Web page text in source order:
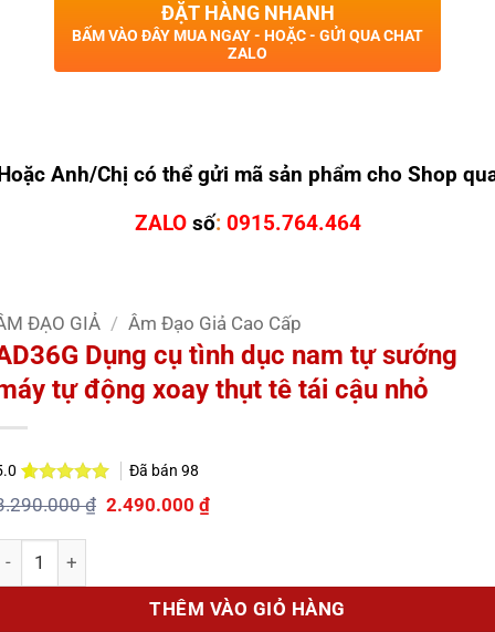
ĐẶT HÀNG NHANH
BẤM VÀO ĐÂY MUA NGAY - HOẶC - GỬI QUA CHAT
ZALO
Anh/Chị có thể gửi mã sản phẩm cho Shop
ZALO số: 0915.764.464
ĐẠO GIẢ / Âm Đạo Giả Cao Cấp
Dụng cụ tình dục nam tự sướng
tự động xoay thụt tê tái cậu nhỏ
5.0 trên 5
dựa trên
1
Đã bán 98
₫ Giá
2.490.000₫Giá
lượng
THÊM VÀO GIỎ HÀNG